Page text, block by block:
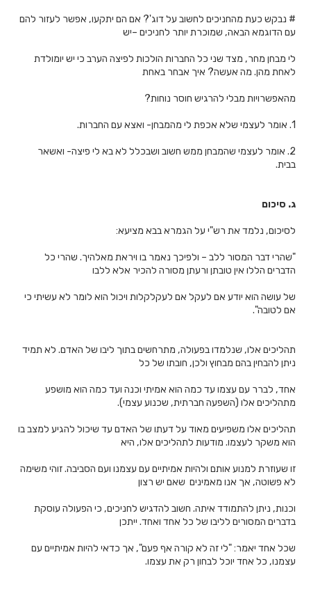
# נבקש כעת מהחניכים לחשוב על דוג'? אם הם יתקעו, אפשר לעזור להם
עם הדוגמא הבאה, שמוכרת יותר לחניכים –יש
לי מבחן מחר, מצד שני כל החברות הולכות לפיצה הערב כי יש יומולדת
לאחת מהן. מה אעשה? איך אבחר באחת
מהאפשרויות מבלי להרגיש חוסר נוחות?
1. אומר לעצמי שלא אכפת לי מהמבחן- ואצא עם החברות.
2. אומר לעצמי שהמבחן ממש חשוב ושבכלל לא בא לי פיצה- ואשאר
בבית.
ג. סיכום
לסיכום, נלמד את רש"י על הגמרא בבא מציעא:
"שהרי דבר המסור ללב – ולפיכך נאמר בו ויראת מאלהיך. שהרי כל
הדברים הללו אין טובתן ורעתן מסורה להכיר אלא ללבו
של עושה הוא יודע אם לעקל אם לעקלקלות ויכול הוא לומר לא עשיתי כי
אם לטובה".
תהליכים אלו, שנלמדו בפעולה, מתרחשים בתוך ליבו של האדם. לא תמיד
ניתן להבחין בהם מבחוץ ולכן, חובתו של כל
אחד, לברר עם עצמו עד כמה הוא אמיתי וכנה ועד כמה הוא מושפע
מתהליכים אלו (השפעה חברתית, שכנוע עצמי).
תהליכים אלו משפיעים מאוד על דעתו של האדם עד שיכול להגיע למצב בו
הוא משקר לעצמו. מודעות לתהליכים אלו, היא
זו שעוזרת למנוע אותם ולהיות אמיתיים עם עצמנו ועם הסביבה. זוהי משימה
לא פשוטה, אך אנו מאמינים שאם יש רצון
וכנות, ניתן להתמודד איתה. חשוב להדגיש לחניכים, כי הפעולה עוסקת
בדברים המסורים לליבו של כל אחד ואחד. ייתכן
שכל אחד יאמר: "לי זה לא קורה אף פעם", אך כדאי להיות אמיתיים עם
עצמנו, כל אחד יוכל לבחון רק את עצמו.